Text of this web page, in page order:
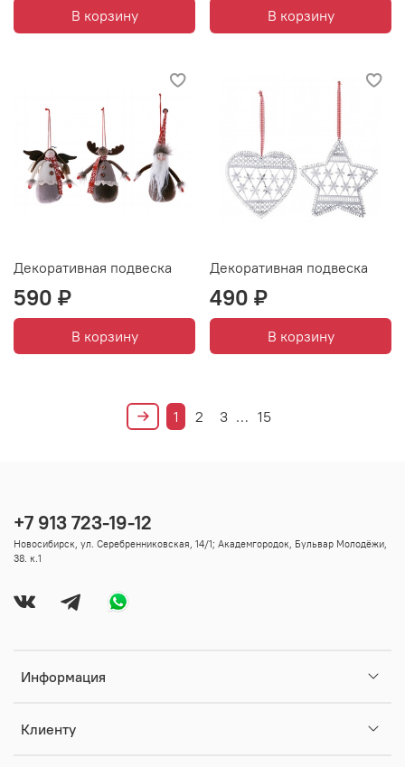
В корзину В корзину
Декоративная подвеска
590 ₽
В корзину
Декоративная подвеска
490 ₽
В корзину
1 2 3 … 15
Информация
Клиенту
+7 913 723-19-12
Новосибирск, ул. Серебренниковская, 14/1; Академгородок, Бульвар Молодёжи,
38. к.1